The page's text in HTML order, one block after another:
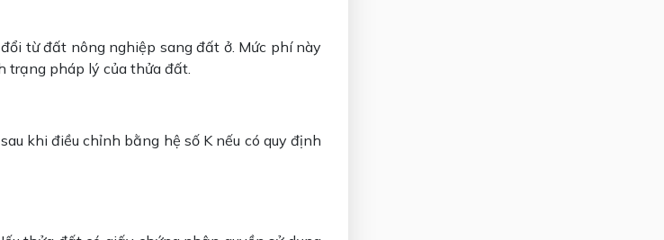
từ đất nông nghiệp sang đất ở. Mức phí này
trạng pháp lý của thửa đất.
khi điều chỉnh bằng hệ số K nếu có quy định